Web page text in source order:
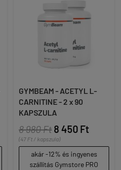
GYMBEAM - ACETYL L-
CARNITINE - 2 x 90
KAPSZULA
8 980 Ft 8 450 Ft
(47 Ft / kapszula)
akár -12% és ingyenes
szállítás Gymstore PRO